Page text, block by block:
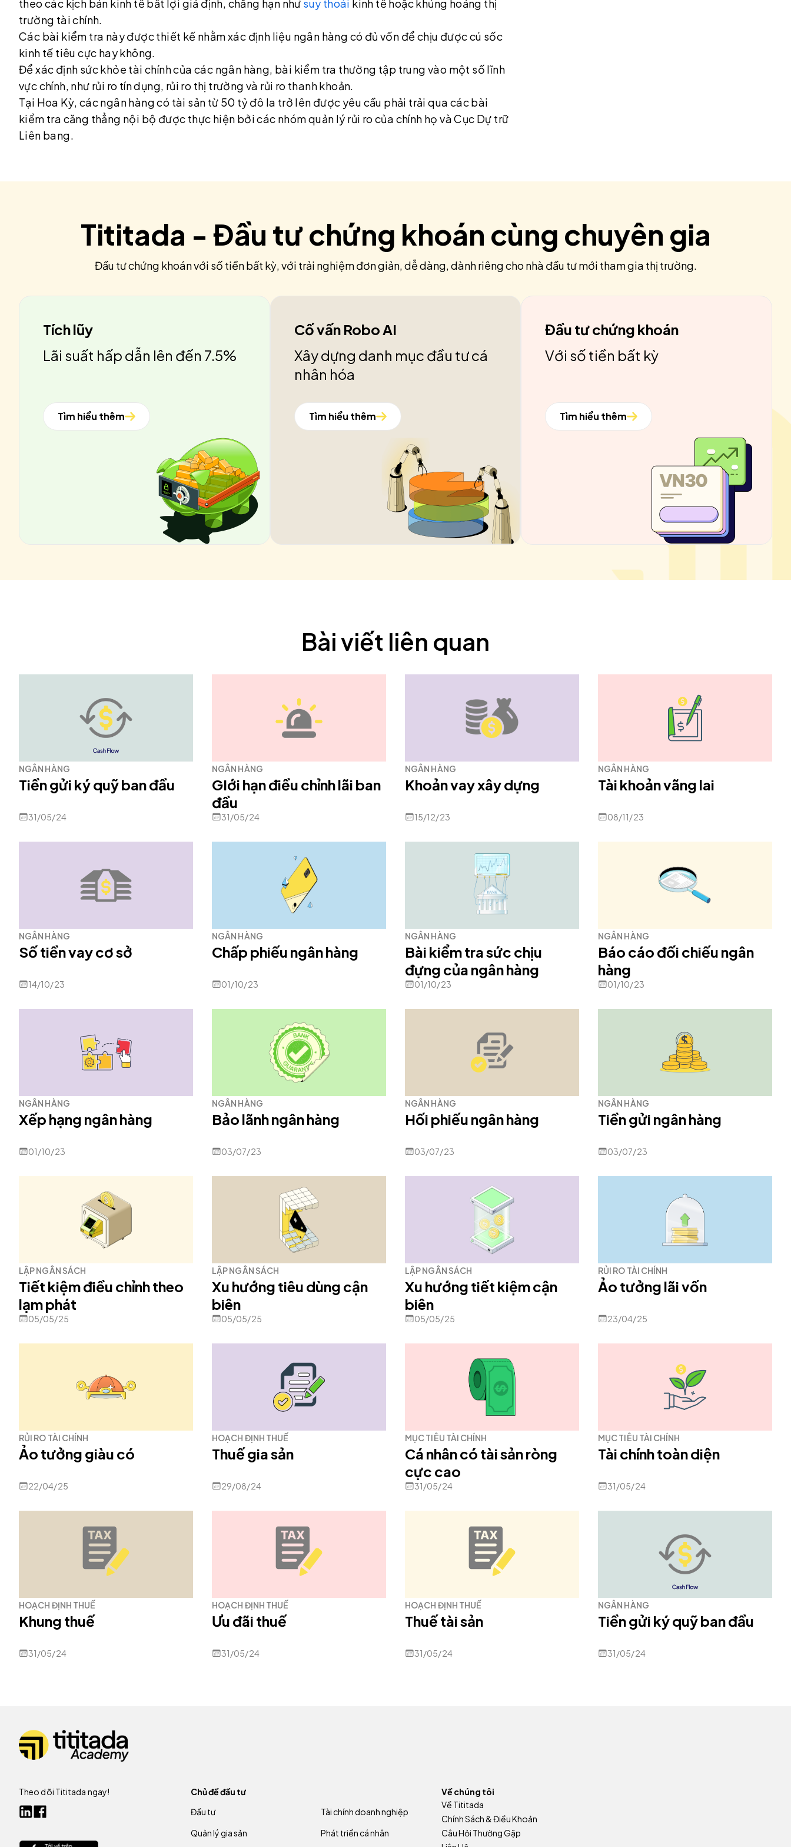
theo các kịch bản kinh tế bất lợi giả định, chẳng hạn như suy thoái kinh tế hoặc khủng hoảng thị
trường tài chính.
Các bài kiểm tra này được thiết kế nhằm xác định liệu ngân hàng có đủ vốn để chịu được cú sốc
kinh tế tiêu cực hay không.
Để xác định sức khỏe tài chính của các ngân hàng, bài kiểm tra thường tập trung vào một số lĩnh
vực chính, như rủi ro tín dụng, rủi ro thị trường và rủi ro thanh khoản.
Tại Hoa Kỳ, các ngân hàng có tài sản từ 50 tỷ đô la trở lên được yêu cầu phải trải qua các bài
kiểm tra căng thẳng nội bộ được thực hiện bởi các nhóm quản lý rủi ro của chính họ và Cục Dự trữ
Liên bang.
Tititada - Đầu tư chứng khoán cùng chuyên gia
Đầu tư chứng khoán với số tiền bất kỳ, với trải nghiệm đơn giản, dễ dàng, dành riêng cho nhà đầu tư mới tham gia thị trường.
Tích lũy
Lãi suất hấp dẫn lên đến 7.5%
Tìm hiểu thêm
Cố vấn Robo AI
Xây dựng danh mục đầu tư cá
nhân hóa
Tìm hiểu thêm
Đầu tư chứng khoán
Với số tiền bất kỳ
Tìm hiểu thêm
Bài viết liên quan
NGÂN HÀNG
Tiền gửi ký quỹ ban đầu
31/05/24
NGÂN HÀNG
GIới hạn điều chỉnh lãi ban
đầu
31/05/24
NGÂN HÀNG
Khoản vay xây dựng
15/12/23
NGÂN HÀNG
Tài khoản vãng lai
08/11/23
NGÂN HÀNG
Số tiền vay cơ sở
14/10/23
NGÂN HÀNG
Chấp phiếu ngân hàng
01/10/23
NGÂN HÀNG
Bài kiểm tra sức chịu
đựng của ngân hàng
01/10/23
NGÂN HÀNG
Báo cáo đối chiếu ngân
hàng
01/10/23
NGÂN HÀNG
Xếp hạng ngân hàng
01/10/23
NGÂN HÀNG
Bảo lãnh ngân hàng
03/07/23
NGÂN HÀNG
Hối phiếu ngân hàng
03/07/23
NGÂN HÀNG
Tiền gửi ngân hàng
03/07/23
LẬP NGÂN SÁCH
Tiết kiệm điều chỉnh theo
lạm phát
05/05/25
LẬP NGÂN SÁCH
Xu hướng tiêu dùng cận
biên
05/05/25
LẬP NGÂN SÁCH
Xu hướng tiết kiệm cận
biên
05/05/25
RỦI RO TÀI CHÍNH
Ảo tưởng lãi vốn
23/04/25
RỦI RO TÀI CHÍNH
Ảo tưởng giàu có
22/04/25
HOẠCH ĐỊNH THUẾ
Thuế gia sản
29/08/24
MỤC TIÊU TÀI CHÍNH
Cá nhân có tài sản ròng
cực cao
31/05/24
MỤC TIÊU TÀI CHÍNH
Tài chính toàn diện
31/05/24
HOẠCH ĐỊNH THUẾ
Khung thuế
31/05/24
HOẠCH ĐỊNH THUẾ
Ưu đãi thuế
31/05/24
HOẠCH ĐỊNH THUẾ
Thuế tài sản
31/05/24
NGÂN HÀNG
Tiền gửi ký quỹ ban đầu
31/05/24
Theo dõi Tititada ngay!
Chủ đề đầu tư
Đầu tư
Quản lý gia sản
Tài chính doanh nghiệp
Phát triển cá nhân
Về chúng tôi
Về Tititada
Chính Sách & Điều Khoản
Câu Hỏi Thường Gặp